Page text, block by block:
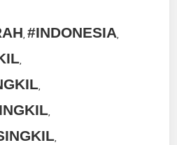
, #INDONESIA,
,
,
,
,